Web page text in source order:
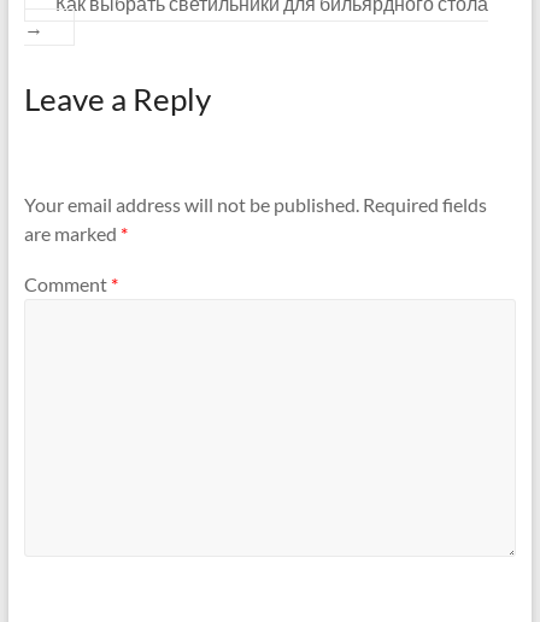
→
Leave a Reply
Your email address will not be published. Required fields
are marked *
Comment *